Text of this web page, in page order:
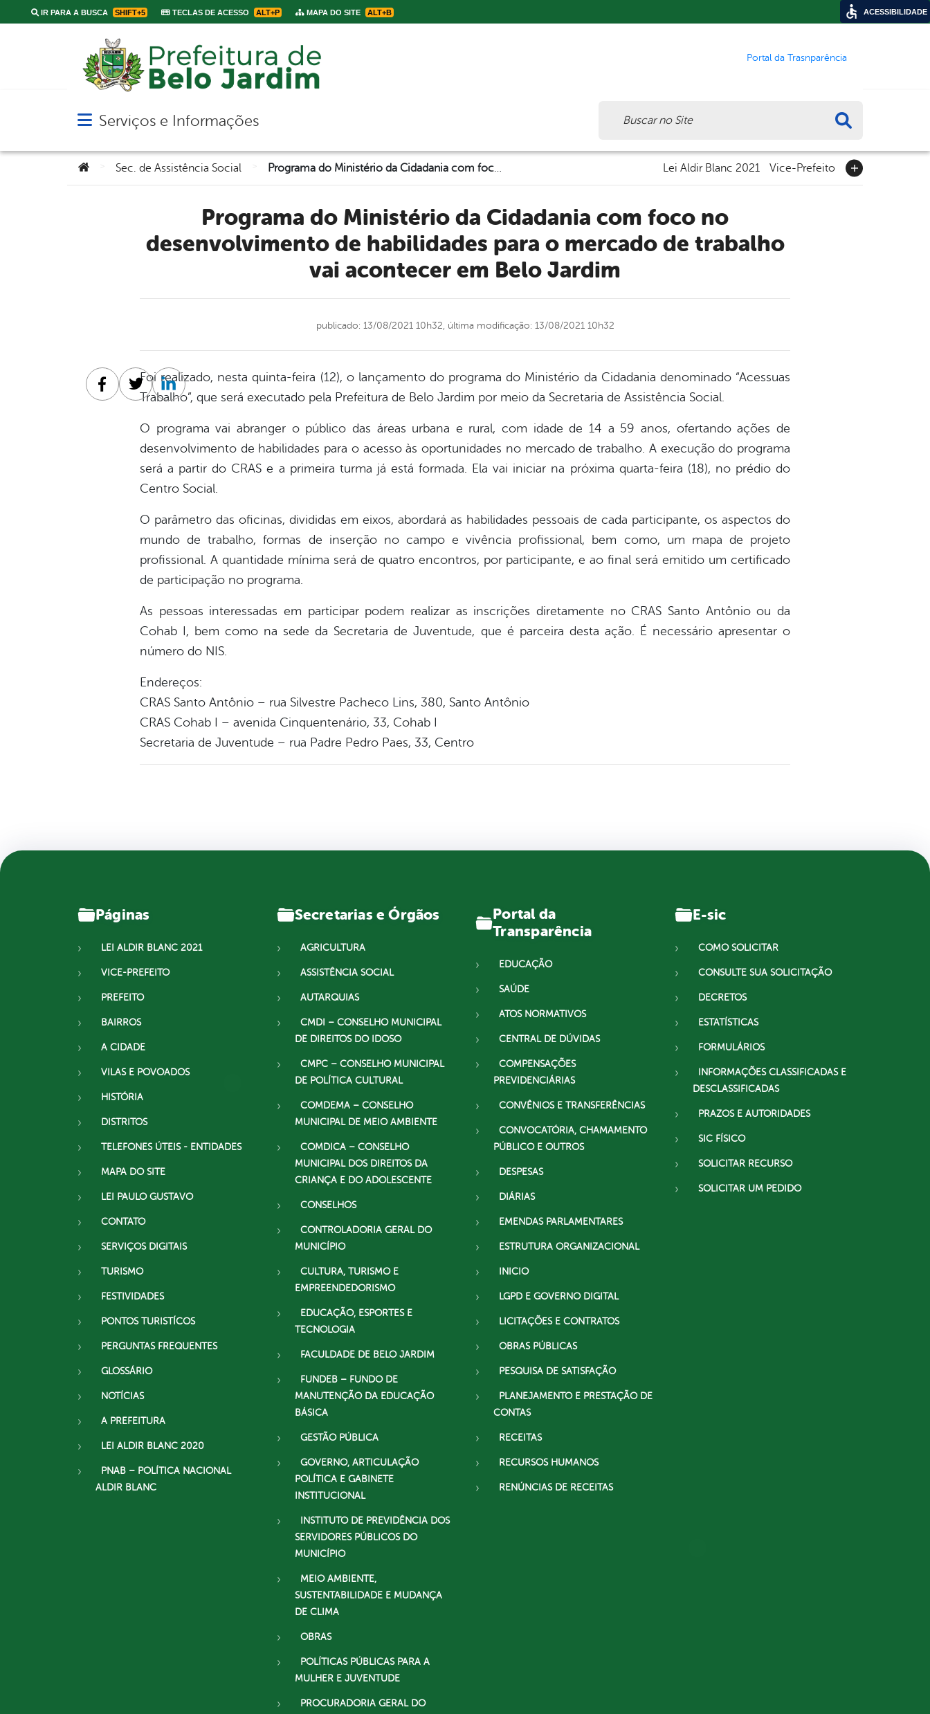
IR PARA A BUSCA SHIFT+5 TECLAS DE ACESSO ALT+P MAPA DO SITE ALT+B
Portal da Trasnparência
Abrir menu principal de navegação
Serviços e Informações
Você está aqui:Sec. de Assistência Social Lei Aldir Blanc 2021 Vice-Prefeito
Programa do Ministério da Cidadania com foco no
desenvolvimento de habilidades para o mercado de trabalho
vai acontecer em Belo Jardim
publicado: 13/08/2021 10h32, última modificação: 13/08/2021 10h32
Foi realizado, nesta quinta-feira (12), o lançamento do programa do Ministério da Cidadania denominado “Acessuas
Trabalho”, que será executado pela Prefeitura de Belo Jardim por meio da Secretaria de Assistência Social.
O programa vai abranger o público das áreas urbana e rural, com idade de 14 a 59 anos, ofertando ações de
desenvolvimento de habilidades para o acesso às oportunidades no mercado de trabalho. A execução do programa
será a partir do CRAS e a primeira turma já está formada. Ela vai iniciar na próxima quarta-feira (18), no prédio do
Centro Social.
O parâmetro das oficinas, divididas em eixos, abordará as habilidades pessoais de cada participante, os aspectos do
mundo de trabalho, formas de inserção no campo e vivência profissional, bem como, um mapa de projeto
profissional. A quantidade mínima será de quatro encontros, por participante, e ao final será emitido um certificado
de participação no programa.
As pessoas interessadas em participar podem realizar as inscrições diretamente no CRAS Santo Antônio ou da
Cohab I, bem como na sede da Secretaria de Juventude, que é parceira desta ação. É necessário apresentar o
número do NIS.
Endereços:
CRAS Santo Antônio – rua Silvestre Pacheco Lins, 380, Santo Antônio
CRAS Cohab I – avenida Cinquentenário, 33, Cohab I
Secretaria de Juventude – rua Padre Pedro Paes, 33, Centro
Facebook
TwitterLinkedin
Páginas
LEI ALDIR BLANC 2021
VICE-PREFEITO
PREFEITO
BAIRROS
A CIDADE
VILAS E POVOADOS
HISTÓRIA
DISTRITOS
TELEFONES ÚTEIS - ENTIDADES
MAPA DO SITE
LEI PAULO GUSTAVO
CONTATO
SERVIÇOS DIGITAIS
TURISMO
FESTIVIDADES
PONTOS TURISTÍCOS
PERGUNTAS FREQUENTES
GLOSSÁRIO
NOTÍCIAS
A PREFEITURA
LEI ALDIR BLANC 2020
PNAB – POLÍTICA NACIONAL
ALDIR BLANC
Secretarias e Órgãos
AGRICULTURA
ASSISTÊNCIA SOCIAL
AUTARQUIAS
CMDI – CONSELHO MUNICIPAL
DE DIREITOS DO IDOSO
CMPC – CONSELHO MUNICIPAL
DE POLÍTICA CULTURAL
COMDEMA – CONSELHO
MUNICIPAL DE MEIO AMBIENTE
COMDICA – CONSELHO
MUNICIPAL DOS DIREITOS DA
CRIANÇA E DO ADOLESCENTE
CONSELHOS
CONTROLADORIA GERAL DO
MUNICÍPIO
CULTURA, TURISMO E
EMPREENDEDORISMO
EDUCAÇÃO, ESPORTES E
TECNOLOGIA
FACULDADE DE BELO JARDIM
FUNDEB – FUNDO DE
MANUTENÇÃO DA EDUCAÇÃO
BÁSICA
GESTÃO PÚBLICA
GOVERNO, ARTICULAÇÃO
POLÍTICA E GABINETE
INSTITUCIONAL
INSTITUTO DE PREVIDÊNCIA DOS
SERVIDORES PÚBLICOS DO
MUNICÍPIO
MEIO AMBIENTE,
SUSTENTABILIDADE E MUDANÇA
DE CLIMA
OBRAS
POLÍTICAS PÚBLICAS PARA A
MULHER E JUVENTUDE
PROCURADORIA GERAL DO
Portal da
Transparência
EDUCAÇÃO
SAÚDE
ATOS NORMATIVOS
CENTRAL DE DÚVIDAS
COMPENSAÇÕES
PREVIDENCIÁRIAS
CONVÊNIOS E TRANSFERÊNCIAS
CONVOCATÓRIA, CHAMAMENTO
PÚBLICO E OUTROS
DESPESAS
DIÁRIAS
EMENDAS PARLAMENTARES
ESTRUTURA ORGANIZACIONAL
INICIO
LGPD E GOVERNO DIGITAL
LICITAÇÕES E CONTRATOS
OBRAS PÚBLICAS
PESQUISA DE SATISFAÇÃO
PLANEJAMENTO E PRESTAÇÃO DE
CONTAS
RECEITAS
RECURSOS HUMANOS
RENÚNCIAS DE RECEITAS
E-sic
COMO SOLICITAR
CONSULTE SUA SOLICITAÇÃO
DECRETOS
ESTATÍSTICAS
FORMULÁRIOS
INFORMAÇÕES CLASSIFICADAS E
DESCLASSIFICADAS
PRAZOS E AUTORIDADES
SIC FÍSICO
SOLICITAR RECURSO
SOLICITAR UM PEDIDO
ACESSIBILIDADE